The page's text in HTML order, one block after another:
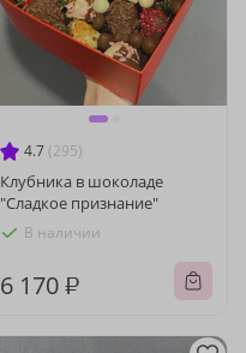
4.7 (295)
Клубника в шоколаде
"Сладкое признание"
В наличии
6 170 ₽